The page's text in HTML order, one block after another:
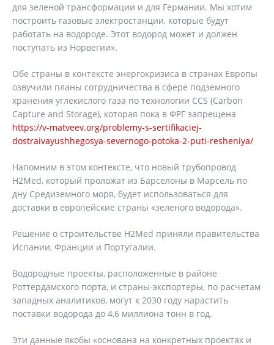
для зеленой трансформации и для Германии. Мы хотим
построить газовые электростанции, которые будут
работать на водороде. Этот водород может и должен
поступать из Норвегии».
Обе страны в контексте энергокризиса в странах Европы
озвучили планы сотрудничества в сфере подземного
хранения углекислого газа по технологии CCS (Carbon
Capture and Storage), которая пока в ФРГ запрещена
https://v-matveev.org/problemy-s-sertifikaciej-
dostraivayushhegosya-severnogo-potoka-2-puti-resheniya/
Напомним в этом контексте, что новый трубопровод
H2Med, который проложат из Барселоны в Марсель по
дну Средиземного моря, будет использоваться для
доставки в европейские страны «зеленого водорода».
Решение о строительстве H2Med приняли правительства
Испании, Франции и Португалии.
Водородные проекты, расположенные в районе
Роттердамского порта, и страны-экспортеры, по расчетам
западных аналитиков, могут к 2030 году нарастить
поставки водорода до 4,6 миллиона тонн в год.
Эти данные якобы «основана на конкретных проектах и ​​